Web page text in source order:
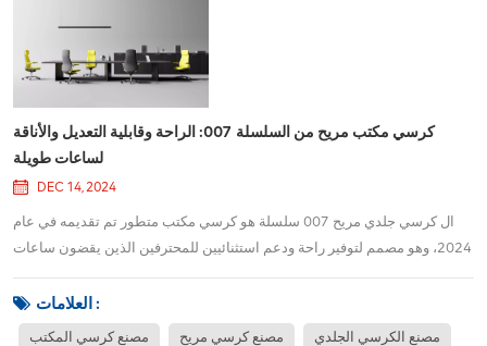
كرسي مكتب مريح من السلسلة 007: الراحة وقابلية التعديل والأناقة
لساعات طويلة
DEC 14, 2024
ال كرسي جلدي مريح 007 سلسلة هو كرسي مكتب متطور تم تقديمه في عام
2024، وهو مصمم لتوفير راحة ودعم استثنائيين للمحترفين الذين يقضون ساعات
والوظيفة، ويتميز بمجموعة من التعديلات القابلة للتخصيص لتناسب التفضيلات
الفردية. سواء كنت تعمل...
العلامات :
مصنع كرسي المكتب مصنع كرسي مريح مصنع الكرسي الجلدي